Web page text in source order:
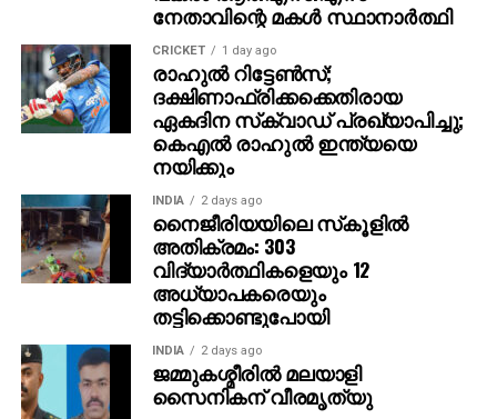
CRICKET 1 day ago
രാഹുൽ റിട്ടേൺസ്;
ദക്ഷിണാഫ്രിക്കക്കെതിരായ
ഏകദിന സ്‌ക്വാഡ് പ്രഖ്യാപിച്ചു;
കെഎൽ രാഹുൽ ഇന്ത്യയെ
നയിക്കും
INDIA 2 days ago
നൈജീരിയയിലെ സ്‌കൂളില്‍
അതിക്രമം: 303
വിദ്യാര്‍ത്ഥികളെയും 12
അധ്യാപകരെയും
തട്ടിക്കൊണ്ടുപോയി
INDIA 2 days ago
ജമ്മുകശ്മീരില്‍ മലയാളി
സൈനികന് വീരമൃത്യു